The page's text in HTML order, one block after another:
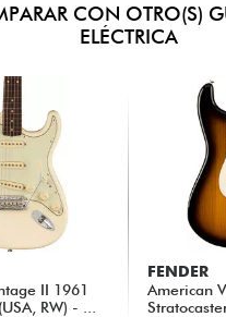
CON OTRO(S)
ELÉCTRICA
II 1961
RW) - ...
FENDER
American